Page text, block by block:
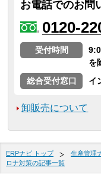
お電話でのお問
0120-
受付時間
を
総合受付窓口
イ
卸販売について
ERPナビ トップ 生産管理
ロナ対策の記事一覧